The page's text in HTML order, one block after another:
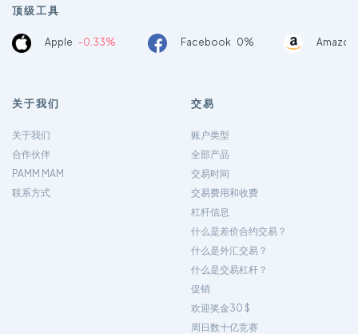
顶级工具
Apple -0.33% Facebook 0%
关于我们
关于我们
合作伙伴
PAMM MAM
联系方式
交易
账户类型
全部产品
交易时间
交易费用和收费
杠杆信息
什么是差价合约交易？
什么是外汇交易？
什么是交易杠杆？
促销
欢迎奖金30 $
周日数十亿竞赛